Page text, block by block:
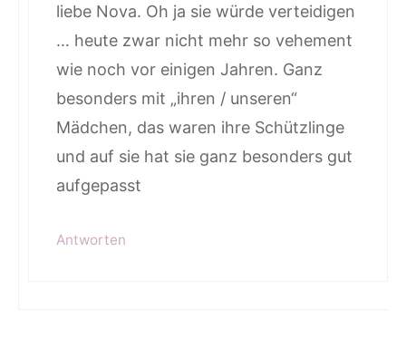
liebe Nova. Oh ja sie würde verteidigen
… heute zwar nicht mehr so vehement
wie noch vor einigen Jahren. Ganz
besonders mit „ihren / unseren“
Mädchen, das waren ihre Schützlinge
und auf sie hat sie ganz besonders gut
aufgepasst
Antworten